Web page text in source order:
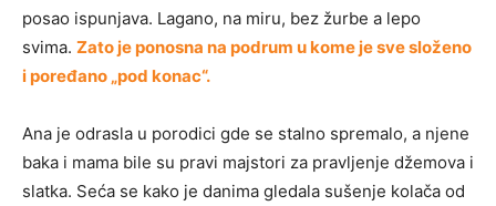
posao ispunjava. Lagano, na miru, bez žurbe a lepo
svima. Zato je ponosna na podrum u kome je sve složeno
i poređano „pod konac“.
Ana je odrasla u porodici gde se stalno spremalo, a njene
baka i mama bile su pravi majstori za pravljenje džemova i
slatka. Seća se kako je danima gledala sušenje kolača od